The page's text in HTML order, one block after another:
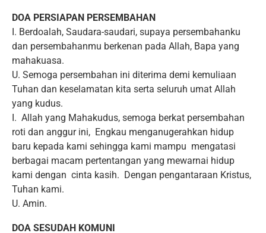
DOA PERSIAPAN PERSEMBAHAN
I. Berdoalah, Saudara-saudari, supaya persembahanku
dan persembahanmu berkenan pada Allah, Bapa yang
mahakuasa.
U. Semoga persembahan ini diterima demi kemuliaan
Tuhan dan keselamatan kita serta seluruh umat Allah
yang kudus.
I. Allah yang Mahakudus, semoga berkat persembahan
roti dan anggur ini, Engkau menganugerahkan hidup
baru kepada kami sehingga kami mampu mengatasi
berbagai macam pertentangan yang mewarnai hidup
kami dengan cinta kasih. Dengan pengantaraan Kristus,
Tuhan kami.
U. Amin.
DOA SESUDAH KOMUNI